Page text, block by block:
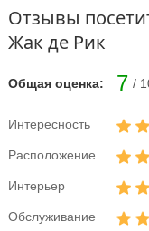
Отзывы
Жак де Рик
Общая оценка: 7 /
Интересность
Расположение
Интерьер
Обслуживание